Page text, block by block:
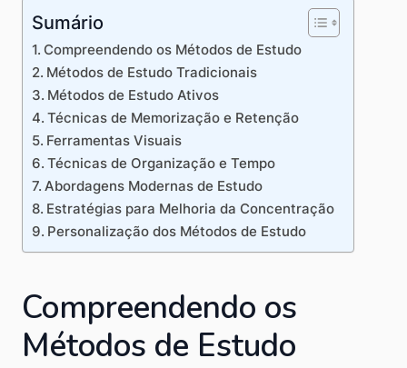
Sumário
Compreendendo os Métodos de Estudo
Métodos de Estudo Tradicionais
Métodos de Estudo Ativos
Técnicas de Memorização e Retenção
Ferramentas Visuais
Técnicas de Organização e Tempo
Abordagens Modernas de Estudo
Estratégias para Melhoria da Concentração
Personalização dos Métodos de Estudo
Compreendendo os
Métodos de Estudo